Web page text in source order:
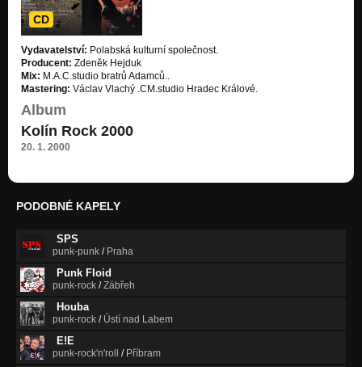
CD
Vydavatelství: Polabská kulturní společnost.
Producent: Zdeněk Hejduk
Mix: M.A.C.studio bratrů Adamců..
Mastering: Václav Vlachý .CM.studio Hradec Králové.
Album
Kolín Rock 2000
20. 1. 2000
PODOBNÉ KAPELY
SPS
punk-punk / Praha
Punk Floid
punk-rock /Zábřeh
Houba
punk-rock / Ústí nad Labem
E!E
punk-rock'n'roll / Příbram